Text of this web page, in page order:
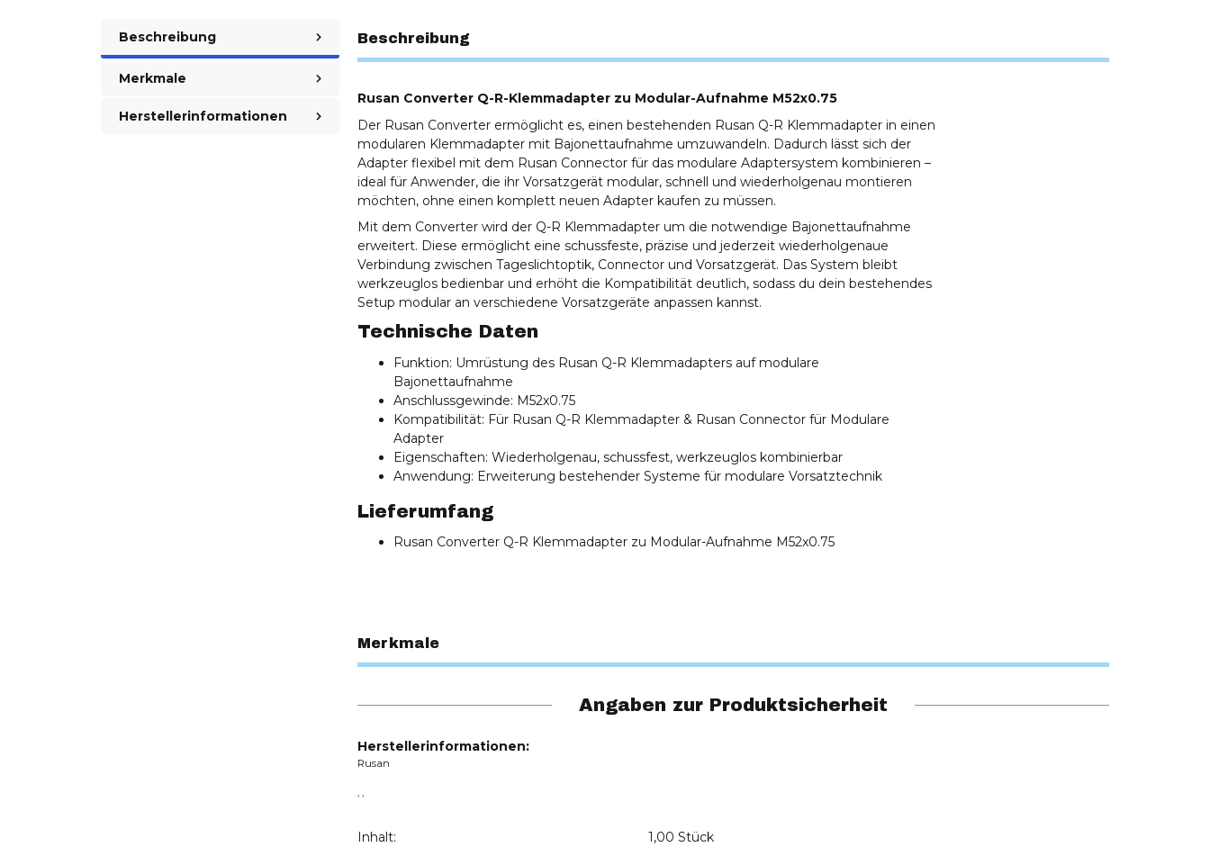
Beschreibung
Merkmale
Herstellerinformationen
Beschreibung
Rusan Converter Q-R-Klemmadapter zu Modular-Aufnahme M52x0.75
Der Rusan Converter ermöglicht es, einen bestehenden Rusan Q-R Klemmadapter in einen
modularen Klemmadapter mit Bajonettaufnahme umzuwandeln. Dadurch lässt sich der
Adapter flexibel mit dem Rusan Connector für das modulare Adaptersystem kombinieren –
ideal für Anwender, die ihr Vorsatzgerät modular, schnell und wiederholgenau montieren
möchten, ohne einen komplett neuen Adapter kaufen zu müssen.
Mit dem Converter wird der Q-R Klemmadapter um die notwendige Bajonettaufnahme
erweitert. Diese ermöglicht eine schussfeste, präzise und jederzeit wiederholgenaue
Verbindung zwischen Tageslichtoptik, Connector und Vorsatzgerät. Das System bleibt
werkzeuglos bedienbar und erhöht die Kompatibilität deutlich, sodass du dein bestehendes
Setup modular an verschiedene Vorsatzgeräte anpassen kannst.
Technische Daten
Funktion: Umrüstung des Rusan Q-R Klemmadapters auf modulare
Bajonettaufnahme
Anschlussgewinde: M52x0.75
Kompatibilität: Für Rusan Q-R Klemmadapter & Rusan Connector für Modulare
Adapter
Eigenschaften: Wiederholgenau, schussfest, werkzeuglos kombinierbar
Anwendung: Erweiterung bestehender Systeme für modulare Vorsatztechnik
Lieferumfang
Rusan Converter Q-R Klemmadapter zu Modular-Aufnahme M52x0.75
Merkmale
Angaben zur Produktsicherheit
Herstellerinformationen:
Rusan
, ,
Inhalt: 1,00 Stück